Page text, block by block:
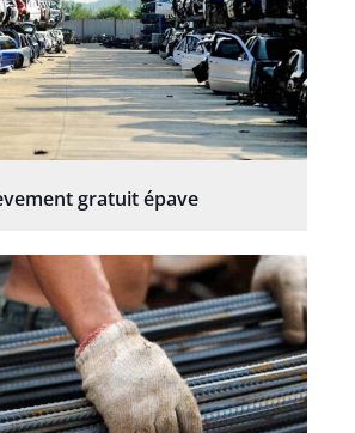
gratuit épave